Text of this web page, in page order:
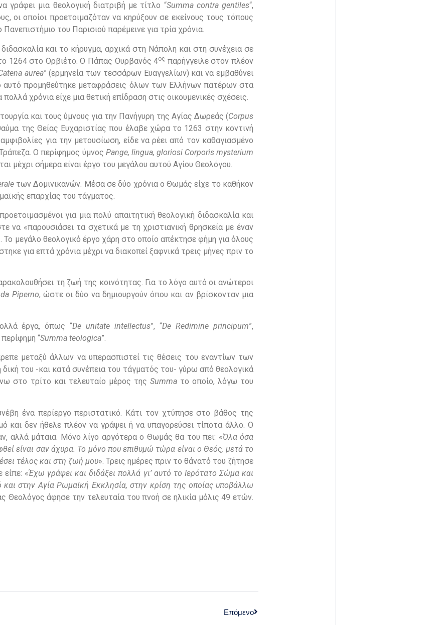
γράφει μια θεολογική διατριβή με τίτλο “Summa contra gentiles“,
οι οποίοι προετοιμαζόταν να κηρύξουν σε εκείνους τους τόπους
του Παρισιού παρέμεινε για τρία χρόνια.
και το κήρυγμα, αρχικά στη Νάπολη και στη συνέχεια σε
1264 στο Ορβιέτο. Ο Πάπας Ουρβανός 4ος παρήγγειλε στον πλέον
aurea” (ερμηνεία των τεσσάρων Ευαγγελίων) και να εμβαθύνει
αυτό προμηθεύτηκε μεταφράσεις όλων των Ελλήνων πατέρων στα
πολλά χρόνια είχε μια θετική επίδραση στις οικουμενικές σχέσεις.
και τους ύμνους για την Πανήγυρη της Αγίας Δωρεάς (Corpus
της Θείας Ευχαριστίας που έλαβε χώρα το 1263 στην κοντινή
για την μετουσίωση, είδε να ρέει από τον καθαγιασμένο
Ο περίφημος ύμνος Pange, lingua, gloriosi Corporis mysterium
μέχρι σήμερα είναι έργο του μεγάλου αυτού Αγίου Θεολόγου.
των Δομινικανών. Μέσα σε δύο χρόνια ο Θωμάς είχε το καθήκον
επαρχίας του τάγματος.
για μια πολύ απαιτητική θεολογική διδασκαλία και
να «παρουσιάσει τα σχετικά με τη χριστιανική θρησκεία με έναν
μεγάλο θεολογικό έργο χάρη στο οποίο απέκτησε φήμη για όλους
για επτά χρόνια μέχρι να διακοπεί ξαφνικά τρεις μήνες πριν το
τη ζωή της κοινότητας. Για το λόγο αυτό οι ανώτεροι
da Piperno, ώστε οι δύο να δημιουργούν όπου και αν βρίσκονταν μια
έργα, όπως “De unitate intellectus”, “DeRedimine principum”,
“Summa teologica”.
μεταξύ άλλων να υπερασπιστεί τις θέσεις του εναντίων των
του -και κατά συνέπεια του τάγματός του- γύρω από θεολογικά
στο τρίτο και τελευταίο μέρος της Summaτο οποίο, λόγω του
ένα περίεργο περιστατικό. Κάτι τον χτύπησε στο βάθος της
και δεν ήθελε πλέον να γράψει ή να υπαγορεύσει τίποτα άλλο. Ο
αλλά μάταια. Μόνο λίγο αργότερα ο Θωμάς θα του πει: «Όλα όσα
είναι σαν άχυρα. Το μόνο που επιθυμώ τώρα είναι ο Θεός, μετά το
τέλος και στη ζωή μου». Τρεις ημέρες πριν το θάνατό του ζήτησε
«Έχω γράψει και διδάξει πολλά γι’ αυτό το Iερότατο Σώμα και
στην Αγία Ρωμαϊκή Εκκλησία, στην κρίση της οποίας υποβάλλω
Θεολόγος άφησε την τελευταία του πνοή σε ηλικία μόλις 49 ετών.
Επόμενο